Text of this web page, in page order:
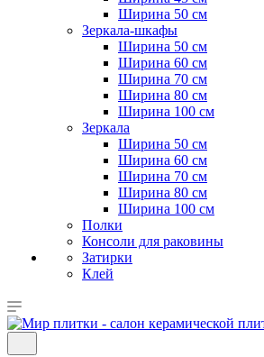
Ширина 50 см
Зеркала-шкафы
Ширина 50 см
Ширина 60 см
Ширина 70 см
Ширина 80 см
Ширина 100 см
Зеркала
Ширина 50 см
Ширина 60 см
Ширина 70 см
Ширина 80 см
Ширина 100 см
Полки
Консоли для раковины
Затирки
Клей